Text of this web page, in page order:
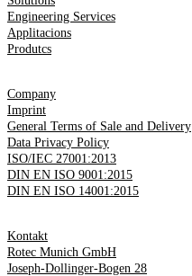
Engineering Services
Applitacions
Produtcs
Company
Imprint
General Terms of Sale and Delivery
Data Privacy Policy
ISO/IEC 27001:2013
DIN EN ISO 9001:2015
DIN EN ISO 14001:2015
Kontakt
Rotec Munich GmbH
Joseph-Dollinger-Bogen 28